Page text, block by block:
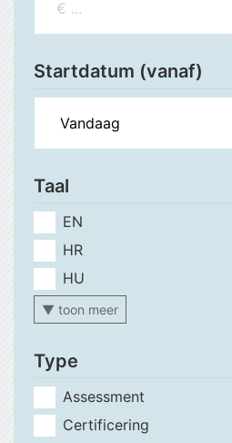
Startdatum (vanaf)
Taal
EN
HR
HU
▼ toon meer
Type
Assessment
Certificering